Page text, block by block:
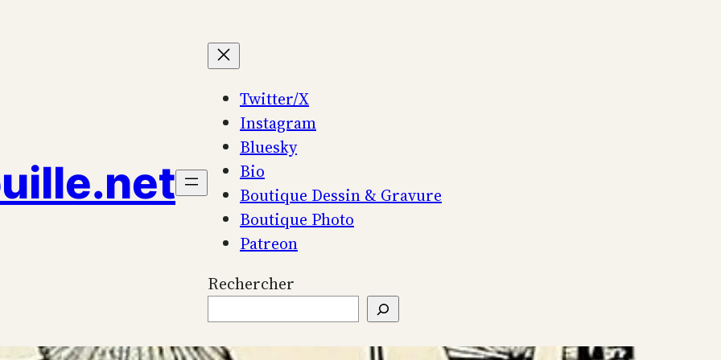
Twitter/X
Instagram
Bluesky
Bio
Boutique Dessin & Gravure
Boutique Photo
Patreon
Rechercher